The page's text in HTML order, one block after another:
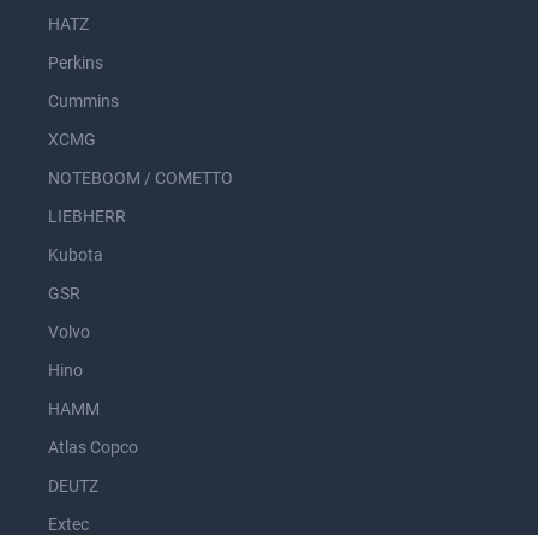
HATZ
Perkins
Cummins
XCMG
NOTEBOOM / COMETTO
LIEBHERR
Kubota
GSR
Volvo
Hino
HAMM
Atlas Copco
DEUTZ
Extec